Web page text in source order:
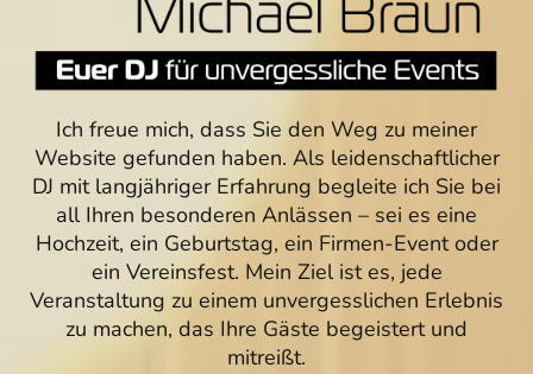
Ich freue mich, dass Sie den Weg zu meiner
Website gefunden haben. Als leidenschaftlicher
DJ mit langjähriger Erfahrung begleite ich Sie bei
all Ihren besonderen Anlässen – sei es eine
Hochzeit, ein Geburtstag, ein Firmen-Event oder
ein Vereinsfest. Mein Ziel ist es, jede
Veranstaltung zu einem unvergesslichen Erlebnis
zu machen, das Ihre Gäste begeistert und
mitreißt.